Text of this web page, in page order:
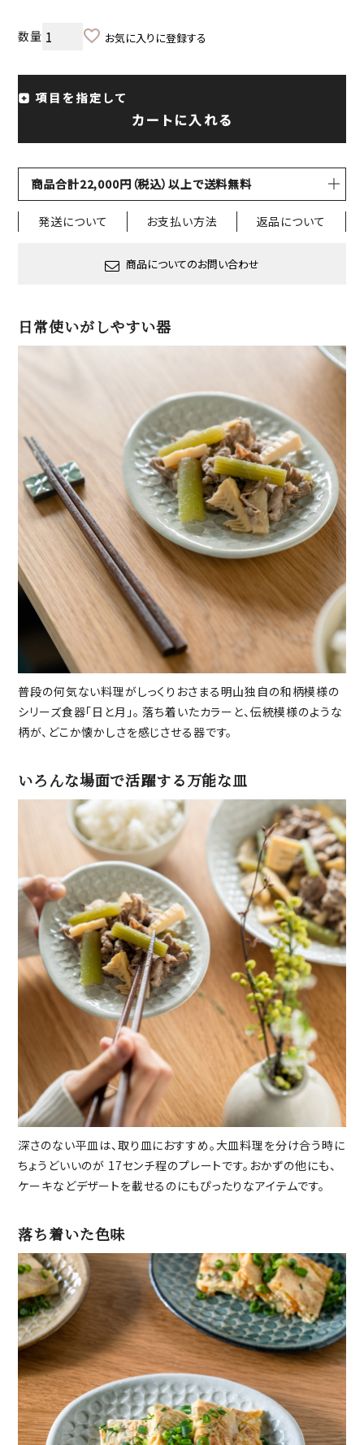
お気に入りに登録する
項目を指定して
カートに入れる
商品合計22,000円（税込）以上で送料無料
発送について お支払い方法 返品について
商品についてのお問い合わせ
日常使いがしやすい器
普段の何気ない料理がしっくりおさまる明山独自の和柄模様の
シリーズ食器「日と月」。 落ち着いたカラーと、伝統模様のような
柄が、どこか懐かしさを感じさせる器です。
いろんな場面で活躍する万能な皿
深さのない平皿は、取り皿におすすめ。大皿料理を分け合う時に
ちょうどいいのが 17センチ程のプレートです。おかずの他にも、
ケーキなどデザートを載せるのにもぴったりなアイテムです。
落ち着いた色味